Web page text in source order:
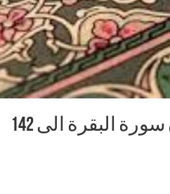
البقرة الى 142